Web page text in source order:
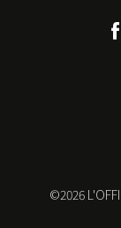
©2026